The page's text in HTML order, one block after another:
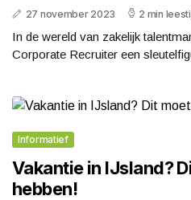
27 november 2023 2 min
In de wereld van zakelijk
Corporate Recruiter een
Informatief
Vakantie in IJsland?
hebben!